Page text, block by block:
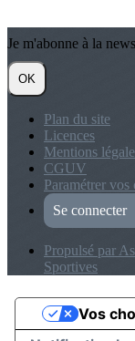
Je m'abonne à la
OK
Plan du site
Licences
Mentions
CGUV
Paramétrer vos
Se connecter
Propulsé par
Sportives
Vos